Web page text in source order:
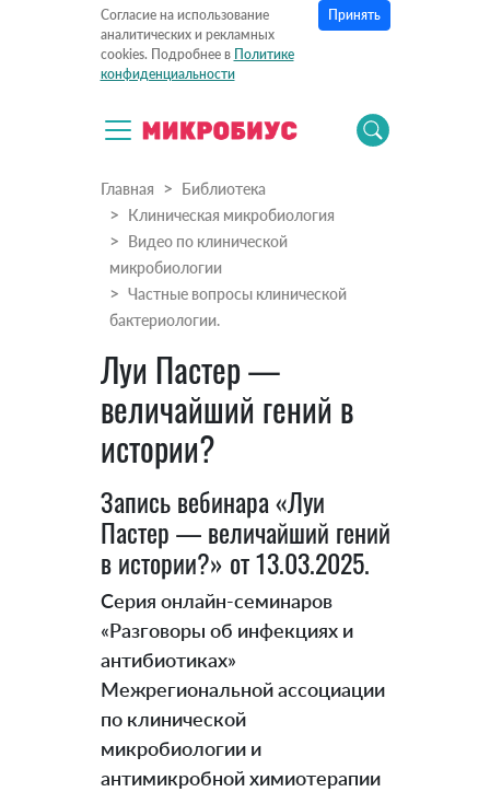
Согласие на использование
аналитических и рекламных
cookies. Подробнее в Политике
конфиденциальности
Принять
Главная
Библиотека
Клиническая микробиология
Видео по клинической
микробиологии
Частные вопросы клинической
бактериологии.
Луи Пастер —
величайший гений в
истории?
Запись вебинара «Луи
Пастер — величайший гений
в истории?» от 13.03.2025.
Серия онлайн-семинаров
«Разговоры об инфекциях и
антибиотиках»
Межрегиональной ассоциации
по клинической
микробиологии и
антимикробной химиотерапии